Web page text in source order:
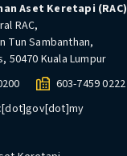
Aset Keretapi (RAC)
RAC,
Tun Sambanthan,
50470 Kuala Lumpur
603-7459 0222